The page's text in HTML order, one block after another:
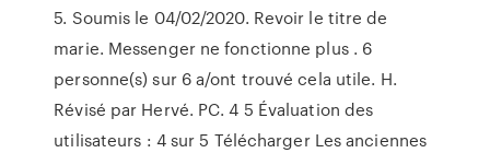
5. Soumis le 04/02/2020. Revoir le titre de
marie. Messenger ne fonctionne plus . 6
personne(s) sur 6 a/ont trouvé cela utile. H.
Révisé par Hervé. PC. 4 5 Évaluation des
utilisateurs : 4 sur 5 Télécharger Les anciennes